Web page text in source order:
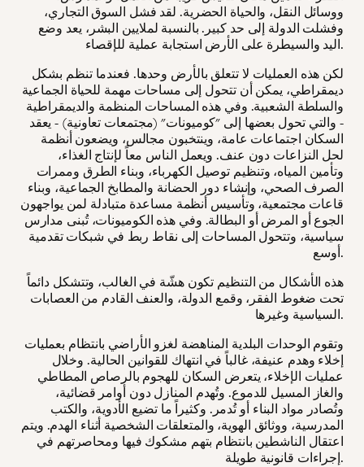
ووسائل النقل، والحياة الحضرية. لقد فشل السوق التجاري،
وفشلت الدولة إلى حد كبير. بالنسبة لملايين البشر، يعد وضع
اليد والسيطرة على الأرض استجابة عملية للإقصاء.
لكن هذه العمليات لا تتعلق بالأرض وحدها. فعندما تنظم بشكل
ديمقراطي، يمكن أن تتحول إلى مساحات مهمة للحياة الجماعية
والسلطة الشعبية. وفي هذه المساحات المنظمة والديمقراطية
- والتي تحول بعضها إلى "كوميونات" (مجتمعات تعاونية) - يعقد
السكان اجتماعات عامة، وينتخبون مجالس، ويضعون أنظمة
لحل النزاعات دون عنف. ويعمل الناس معاً لإنتاج الغذاء،
وتأمين المياه، وتنظيم توصيل الكهرباء، وبناء الطرق وممرات
الصرف الصحي، وإنشاء دور الحضانة والمطابخ الجماعية، وبناء
قاعات مجتمعية، وتأسيس أنظمة مساعدة متبادلة لمن يواجهون
الجوع أو المرض أو البطالة. وفي هذه الكوميونات، تُبنى مدارس
سياسية، وتتحول المساحات إلى نقاط ربط في شبكات تقدمية
أوسع.
هذه الأشكال من التنظيم تكون هشّة في الغالب، وتتشكل دائماً
تحت ضغوط الفقر، وقمع الدولة، والعنف القادم من العصابات
السياسية وغيرها.
وتقوم الوحدات البلدية المناهضة لغزو الأراضي بانتظام بعمليات
إخلاء وهدم عنيفة، غالباً في انتهاك للقوانين الحالية. وخلال
عمليات الإخلاء، يتعرض السكان للهجوم بالرصاص المطاطي
والغاز المسيل للدموع. وتُهدم المنازل دون أوامر قضائية،
وتُصادر مواد البناء أو تُدمر. وكثيراً ما تضيع الأدوية، والكتب
المدرسية، ووثائق الهوية، والمتعلقات الشخصية أثناء الهدم. ويتم
اعتقال الناشطين بانتظام بتهم مشكوك فيها ومحاصرتهم في
إجراءات قانونية طويلة.